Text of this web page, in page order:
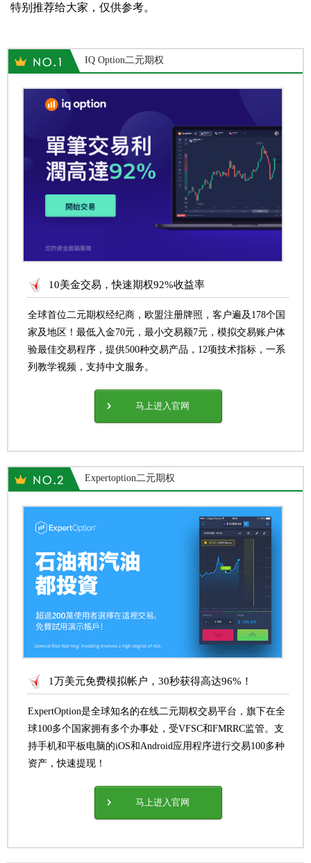
特别推荐给大家，仅供参考。
IQ Option二元期权
10美金交易，快速期权92%收益率
全球首位二元期权经纪商，欧盟注册牌照，客户遍及178个国
家及地区！最低入金70元，最小交易额7元，模拟交易账户体
验最佳交易程序，提供500种交易产品，12项技术指标，一系
列教学视频，支持中文服务。
马上进入官网
Expertoption二元期权
1万美元免费模拟帐户，30秒获得高达96%！
ExpertOption是全球知名的在线二元期权交易平台，旗下在全
球100多个国家拥有多个办事处，受VFSC和FMRRC监管。支
持手机和平板电脑的iOS和Android应用程序进行交易100多种
资产，快速提现！
马上进入官网